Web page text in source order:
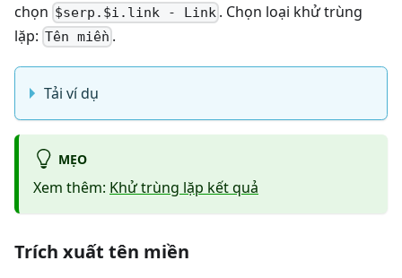
chọn $serp.$i.link - Link . Chọn loại khử trùng
lặp: Tên miền .
Tải ví dụ
MẸO
Xem thêm: Khử trùng lặp kết quả
Trích xuất tên miền